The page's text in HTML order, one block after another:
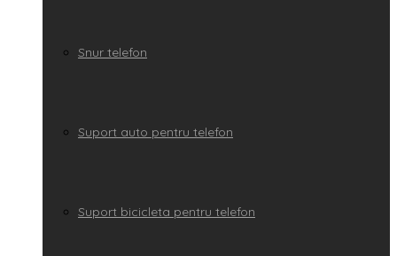
Snur telefon
Suport auto pentru telefon
Suport bicicleta pentru telefon